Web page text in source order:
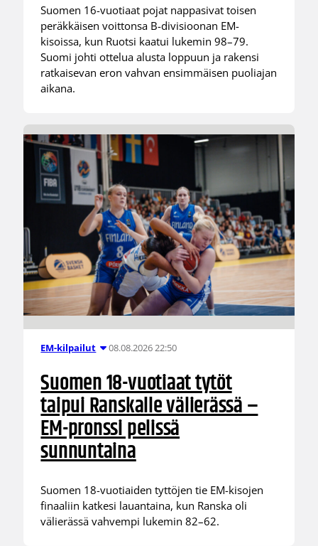
Suomen 16-vuotiaat pojat nappasivat toisen
peräkkäisen voittonsa B-divisioonan EM-
kisoissa, kun Ruotsi kaatui lukemin 98–79.
Suomi johti ottelua alusta loppuun ja rakensi
ratkaisevan eron vahvan ensimmäisen puoliajan
aikana.
EM-kilpailut 08.08.2026 22:50
Suomen 18-vuotiaat tytöt
taipui Ranskalle välierässä –
EM-pronssi pelissä
sunnuntaina
Suomen 18-vuotiaiden tyttöjen tie EM-kisojen
finaaliin katkesi lauantaina, kun Ranska oli
välierässä vahvempi lukemin 82–62.